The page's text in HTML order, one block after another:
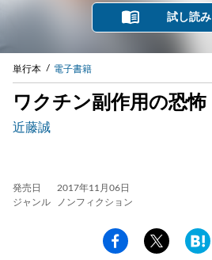
試し読み
単行本 電子書籍
ワクチン副作用の恐怖
近藤誠
発売日
2017年11月06日
ジャンル
ノンフィクション